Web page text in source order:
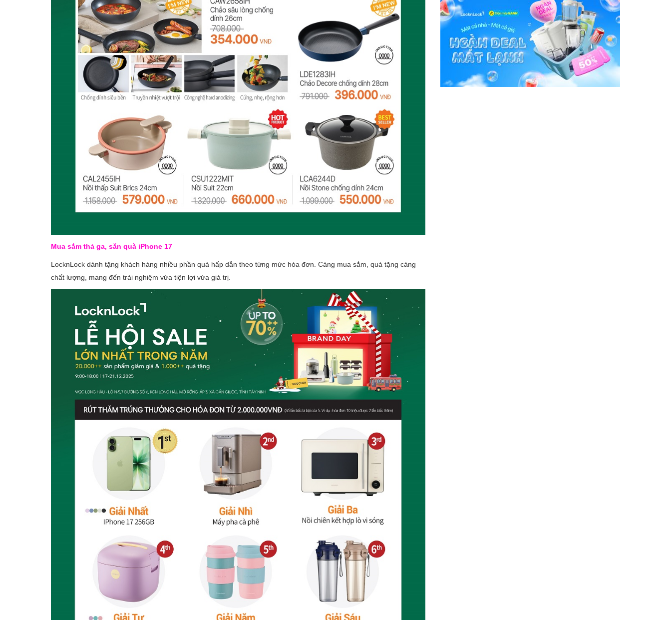
Mua sắm thả ga, săn quà iPhone 17
LocknLock dành tặng khách hàng nhiều phần quà hấp dẫn theo từng mức hóa đơn. Càng mua sắm, quà tặng càng
chất lượng, mang đến trải nghiệm vừa tiện lợi vừa giá trị.